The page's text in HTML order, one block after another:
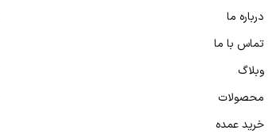
درباره ما
تماس با ما
وبلاگ
محصولات
خرید عمده